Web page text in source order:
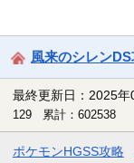
風来のシレン
最終更新日：2025
129 累計：602538
ポケモンHGSS攻略